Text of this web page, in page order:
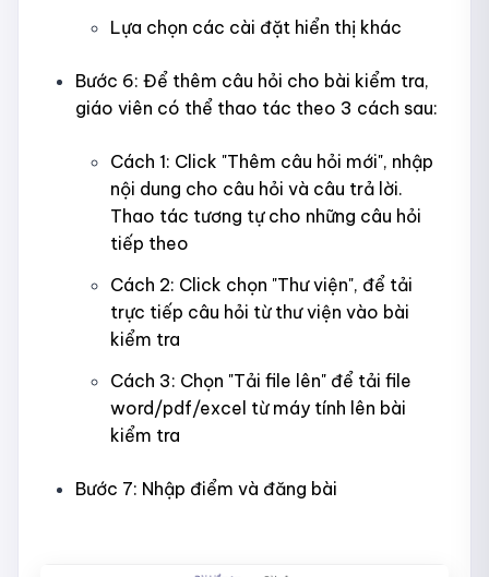
Lựa chọn các cài đặt hiển thị khác
Bước 6: Để thêm câu hỏi cho bài kiểm tra,
giáo viên có thể thao tác theo 3 cách sau:
Cách 1: Click "Thêm câu hỏi mới", nhập
nội dung cho câu hỏi và câu trả lời.
Thao tác tương tự cho những câu hỏi
tiếp theo
Cách 2: Click chọn "Thư viện", để tải
trực tiếp câu hỏi từ thư viện vào bài
kiểm tra
Cách 3: Chọn "Tải file lên" để tải file
word/pdf/excel từ máy tính lên bài
kiểm tra
Bước 7: Nhập điểm và đăng bài